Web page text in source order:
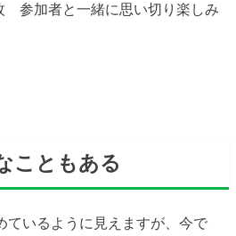
参加者と一緒に思い切り楽しみ
こともある
ているように見えますが、今で